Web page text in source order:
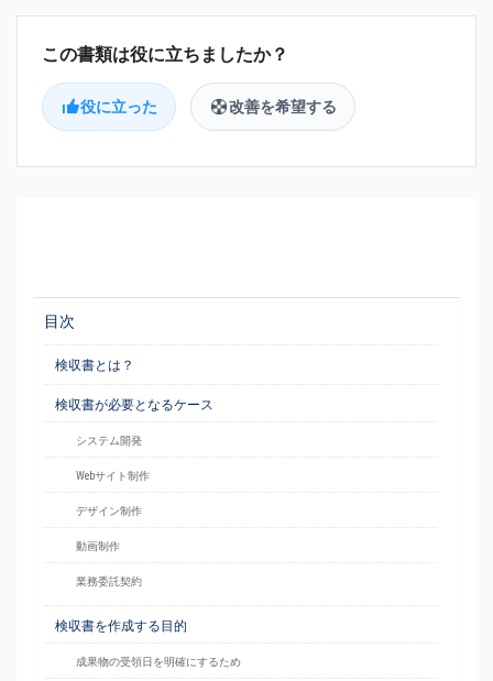
役に立った 改善を希望する
目次
検収書とは？
検収書が必要となるケース
システム開発
Webサイト制作
デザイン制作
動画制作
業務委託契約
検収書を作成する目的
成果物の受領日を明確にするため